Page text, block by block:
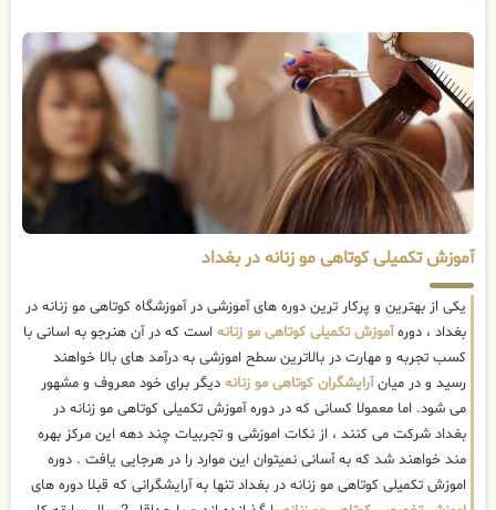
آموزش تکمیلی کوتاهی مو زنانه در بغداد
یکی از بهترین و پرکار ترین دوره های آموزشی در آموزشگاه کوتاهی مو زنانه در
بغداد ، دورهآموزش تکمیلی کوتاهی مو زنانه است که در آن هنرجو به اسانی با
کسب تجربه و مهارت در بالاترین سطح اموزشی به درآمد های بالا خواهند
رسید و در میانآرایشگران کوتاهی مو زنانه دیگر برای خود معروف و مشهور
می شود. اما معمولا کسانی که در دوره آموزش تکمیلی کوتاهی مو زنانه در
بغداد شرکت می کنند ، از نکات اموزشی و تجربیات چند دهه این مرکز بهره
مند خواهند شد که به آسانی نمیتوان این موارد را در هرجایی یافت . دوره
اموزش تکمیلی کوتاهی مو زنانه در بغداد تنها به آرایشگرانی که قبلا دوره های